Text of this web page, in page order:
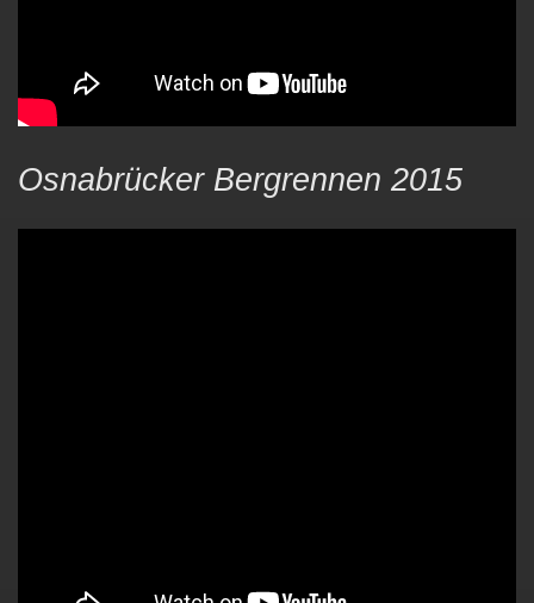
Osnabrücker Bergrennen 2015